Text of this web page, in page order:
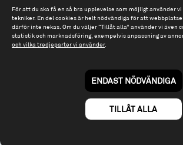
Tel: 08 - 545 813 40
fonder@spiltanfonder.se
Till spiltan.se
© 2026 - Spiltan Fonder AB
By Sphinxly
För att du ska få en så bra upplevelse som möjligt använder
tekniker. En del cookies är helt nödvändiga för att
därför inte nekas. Om du väljer “Tillåt alla” använder vi även
statistik och marknadsföring, exempelvis anpassning av
och vilka tredjeparter vi använder.
ENDAST NÖDVÄNDIGA
TILLÅT ALLA